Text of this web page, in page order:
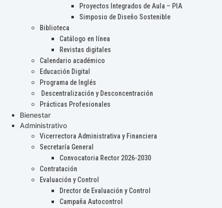
Proyectos Integrados de Aula – PIA
Simposio de Diseño Sostenible
Biblioteca
Catálogo en línea
Revistas digitales
Calendario académico
Educación Digital
Programa de Inglés
Descentralización y Desconcentración
Prácticas Profesionales
Bienestar
Administrativo
Vicerrectora Administrativa y Financiera
Secretaría General
Convocatoria Rector 2026-2030
Contratación
Evaluación y Control
Drector de Evaluación y Control
Campaña Autocontrol